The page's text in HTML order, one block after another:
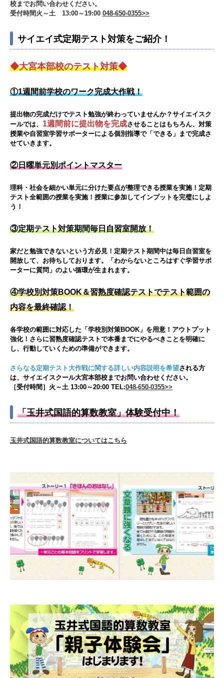
校までお問い合わせください。
受付時間火～土 13:00～19:00 048-650-0355>>
サイエイ式定期テスト対策をご紹介！
◆大宮本部校のテスト対策◆
①1週間前学校のワーク完成大作戦！
提出物の完成だけでテスト勉強が終わっていませんか？サイエイスク
ールでは、 1週間前に提出物を完成させることはもちろん、対策
授業や自習室学習サポーターによる個別指導で「できる」まで完成さ
せていきます。
②日曜単元別ポイントマスター
理科・社会を細かい単元に分けた要点が整理できる授業を実施！定期
テスト全範囲の授業を実施！授業に参加してインプットを完璧にしよ
う！
③定期テスト対策期間毎日自習室開放！
家だと勉強できないという方必見！定期テスト期間中は毎日自習室を
開放して、お待ちしております。「わからないところはすぐ学習サポ
ーターに質問」のよい循環が生まれます。
④学校別対策BOOK＆習熟度確認テストでテスト範囲の
内容を最終確認！
各学校の範囲に対応した「学校別対策BOOK」を用意！アウトプット
強化！さらに習熟度確認テストで本番までにやるべきことを明確に
し、行動していくための準備ができます。
さらなる定期テスト大作戦に関する詳しい内容説明を希望される方
は、サイエイスクール大宮本部校までお問い合わせください。
［受付時間］火～土 13:00～20:00 TEL:048-650-0355>>
「玉井式国語的算数教室」体験受付中！
玉井式国語的算数教室についてはこちら